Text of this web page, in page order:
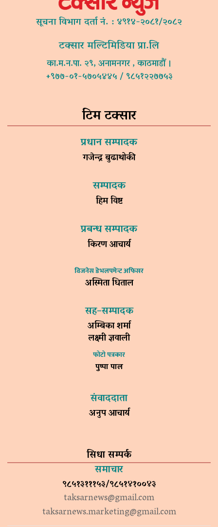
सूचना विभाग दर्ता नं. : ४९१४-२०८१/२०८२
टक्सार मल्टिमिडिया प्रा.लि
का.म.न.पा. २९, अनामनगर , काठमाडौं ।
+९७७-०१-५७०५४४५ / ९८५१२२७७५३
टिम टक्सार
प्रधान सम्पादक
गजेन्द्र बुढाथोकी
सम्पादक
हिम विष्ट
प्रबन्ध सम्पादक
किरण आचार्य
विजनेस डेभलपमेन्ट अफिसर
अस्मिता धिताल
सह–सम्पादक
अम्बिका शर्मा
लक्ष्मी ज्ञवाली
फोटो पत्रकार
पुष्पा पाल
संवाददाता
अनुप आचार्य
सिधा सम्पर्क
समाचार
९८५१३१११५३/९८५१४१००४३
taksarnews@gmail.com
taksarnews.marketing@gmail.com